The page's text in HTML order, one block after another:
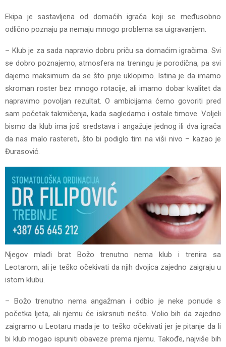
Ekipa je sastavljena od domaćih igrača koji se međusobno
odlično poznaju pa nemaju mnogo problema sa uigravanjem.
– Klub je za sada napravio dobru priču sa domaćim igračima. Svi
se dobro poznajemo, atmosfera na treningu je porodična, pa svi
dajemo maksimum da se što prije uklopimo. Istina je da imamo
skroman roster bez mnogo rotacije, ali imamo dobar kvalitet da
napravimo povoljan rezultat. O ambicijama ćemo govoriti pred
sam početak takmičenja, kada sagledamo i ostale timove. Voljeli
bismo da klub ima još sredstava i angažuje jednog ili dva igrača
da nas malo rastereti, što bi podiglo tim na viši nivo – kazao je
Đurasović.
Njegov mlađi brat Božo trenutno nema klub i trenira sa
Leotarom, ali je teško očekivati da njih dvojica zajedno zaigraju u
istom klubu.
– Božo trenutno nema angažman i odbio je neke ponude s
početka ljeta, ali njemu će iskrsnuti nešto. Volio bih da zajedno
zaigramo u Leotaru mada je to teško očekivati jer je pitanje da li
bi klub mogao ispuniti obaveze prema njemu. Takođe, najviše bih